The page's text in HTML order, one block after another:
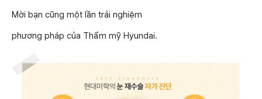
Mời bạn cũng một lần trải nghiệm
phương pháp của Thẩm mỹ Hyundai.